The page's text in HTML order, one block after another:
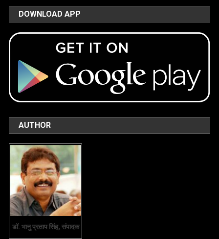
DOWNLOAD APP
AUTHOR
डॉ. भानु प्रताप सिंह, संपादक